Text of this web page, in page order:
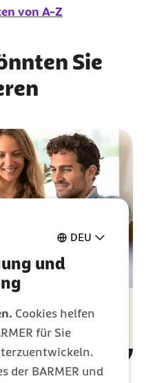
DEU
und
Cookies helfen
für Sie
der BARMER und
von A-Z
Sie
auf